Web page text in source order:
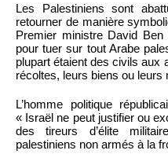
Les Palestiniens sont
retourner de manière
Premier ministre David
pour tuer sur tout Arabe
plupart étaient des civils aux
récoltes, leurs biens ou leurs
L’homme politique
« Israël ne peut justifier ou
des tireurs d’élite
palestiniens non armés à la